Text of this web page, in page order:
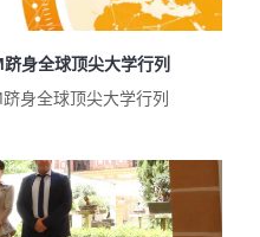
身全球顶尖大学行列
身全球顶尖大学行列